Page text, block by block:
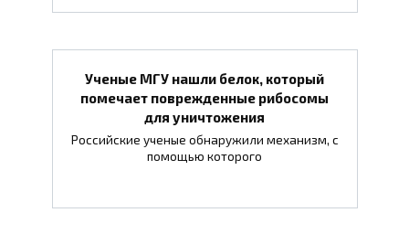
Ученые МГУ нашли белок, который
помечает поврежденные рибосомы
для уничтожения
Российские ученые обнаружили механизм, с
помощью которого